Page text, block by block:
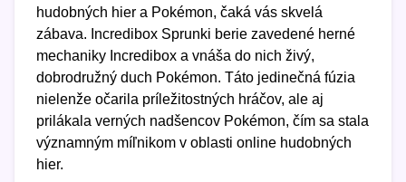
hudobných hier a Pokémon, čaká vás skvelá
zábava. Incredibox Sprunki berie zavedené herné
mechaniky Incredibox a vnáša do nich živý,
dobrodružný duch Pokémon. Táto jedinečná fúzia
nielenže očarila príležitostných hráčov, ale aj
prilákala verných nadšencov Pokémon, čím sa stala
významným míľnikom v oblasti online hudobných
hier.